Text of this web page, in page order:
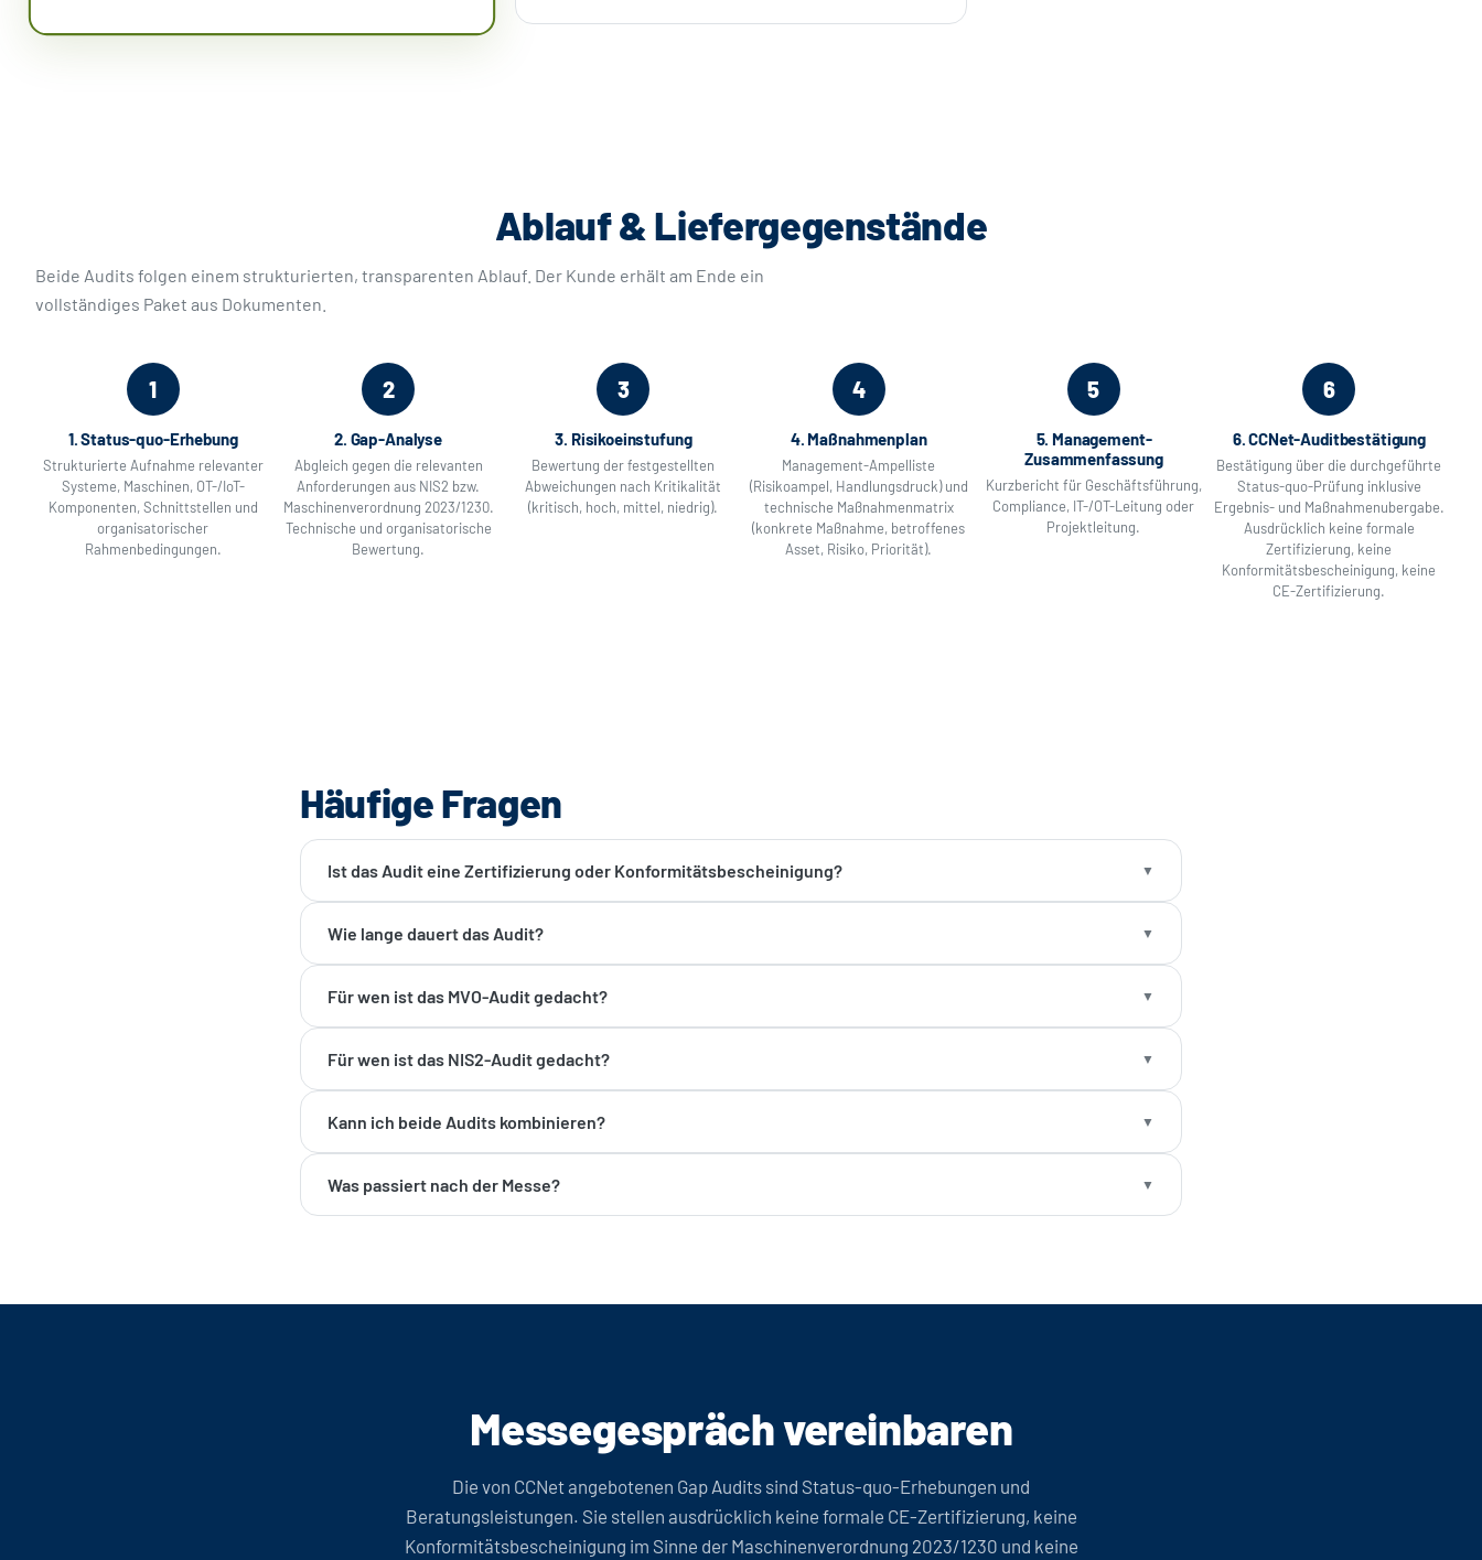
Ablauf & Liefergegenstände
Beide Audits folgen einem strukturierten, transparenten Ablauf. Der Kunde erhält am Ende ein
vollständiges Paket aus Dokumenten.
1
1. Status-quo-Erhebung
Strukturierte Aufnahme relevanter
Systeme, Maschinen, OT-/IoT-
Komponenten, Schnittstellen und
organisatorischer
Rahmenbedingungen.
2
2. Gap-Analyse
Abgleich gegen die relevanten
Anforderungen aus NIS2 bzw.
Maschinenverordnung 2023/1230.
Technische und organisatorische
Bewertung.
3
3. Risikoeinstufung
Bewertung der festgestellten
Abweichungen nach Kritikalität
(kritisch, hoch, mittel, niedrig).
4
4. Maßnahmenplan
Management-Ampelliste
(Risikoampel, Handlungsdruck) und
technische Maßnahmenmatrix
(konkrete Maßnahme, betroffenes
Asset, Risiko, Priorität).
5
5. Management-
Zusammenfassung
Kurzbericht für Geschäftsführung,
Compliance, IT-/OT-Leitung oder
Projektleitung.
6
6. CCNet-Auditbestätigung
Bestätigung über die durchgeführte
Status-quo-Prüfung inklusive
Ergebnis- und Maßnahmenubergabe.
Ausdrücklich keine formale
Zertifizierung, keine
Konformitätsbescheinigung, keine
CE-Zertifizierung.
Häufige Fragen
Ist das Audit eine Zertifizierung oder Konformitätsbescheinigung?
Wie lange dauert das Audit?
Für wen ist das MVO-Audit gedacht?
Für wen ist das NIS2-Audit gedacht?
Kann ich beide Audits kombinieren?
Was passiert nach der Messe?
Messegespräch vereinbaren
Die von CCNet angebotenen Gap Audits sind Status-quo-Erhebungen und
Beratungsleistungen. Sie stellen ausdrücklich keine formale CE-Zertifizierung, keine
Konformitätsbescheinigung im Sinne der Maschinenverordnung 2023/1230 und keine